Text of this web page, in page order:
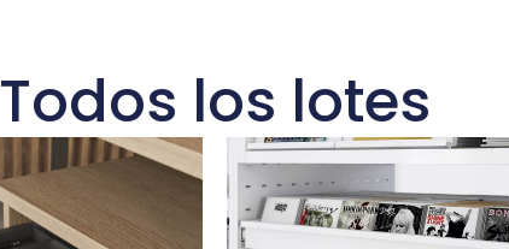
Todos los lotes